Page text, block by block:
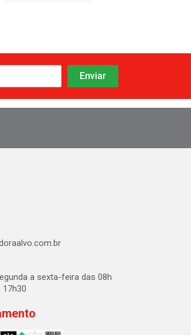
a sexta-feira das 08h
17h30